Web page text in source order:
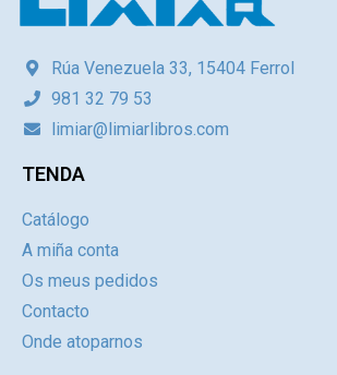
Rúa Venezuela 33, 15404 Ferrol
981 32 79 53
limiar@limiarlibros.com
TENDA
Catálogo
A miña conta
Os meus pedidos
Contacto
Onde atoparnos